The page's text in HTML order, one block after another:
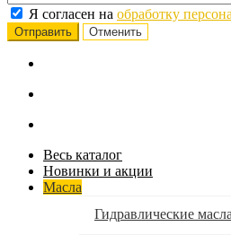
Я согласен на обработку
Отменить
Весь каталог
Новинки и акции
Масла
Гидравлические масла